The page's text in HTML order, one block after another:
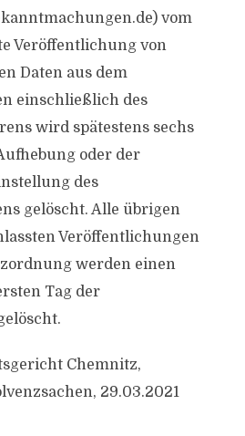
vom
Veröffentlichung von
Daten aus dem
einschließlich des
wird spätestens sechs
oder der
des
gelöscht. Alle übrigen
Veröffentlichungen
werden einen
Tag der
Chemnitz,
29.03.2021